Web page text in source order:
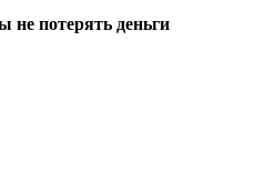
не потерять деньги